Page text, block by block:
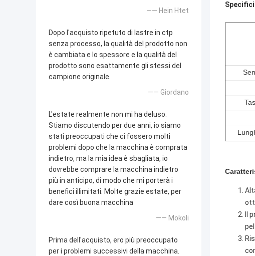
—— Hein Htet
Dopo l'acquisto ripetuto di lastre in ctp
senza processo, la qualità del prodotto non
è cambiata e lo spessore e la qualità del
prodotto sono esattamente gli stessi del
campione originale.
—— Giordano
L'estate realmente non mi ha deluso.
Stiamo discutendo per due anni, io siamo
stati preoccupati che ci fossero molti
problemi dopo che la macchina è comprata
indietro, ma la mia idea è sbagliata, io
dovrebbe comprare la macchina indietro
più in anticipo, di modo che mi porterà i
benefici illimitati. Molte grazie estate, per
dare così buona macchina
—— Mokoli
Prima dell'acquisto, ero più preoccupato
per i problemi successivi della macchina.
Il